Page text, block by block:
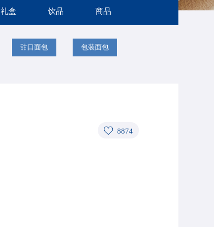
礼盒 饮品 商品
甜口面包 包装面包
8874